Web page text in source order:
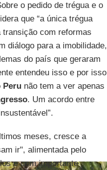
o pedido de trégua e o
que “a única trégua
com reformas
diálogo para a imobilidade,
do país que geraram
entendeu isso e por isso
Perunão tem a ver apenas
. Um acordo entre
meses, cresce a
ir", alimentada pelo
e com importante